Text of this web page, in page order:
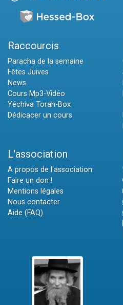
Raccourcis
Paracha de la semaine
Fêtes Juives
News
Cours Mp3-Vidéo
Yéchiva Torah-Box
Dédicacer un cours
L'association
A propos de l'association
Faire un don !
Mentions légales
Nous contacter
Aide (FAQ)